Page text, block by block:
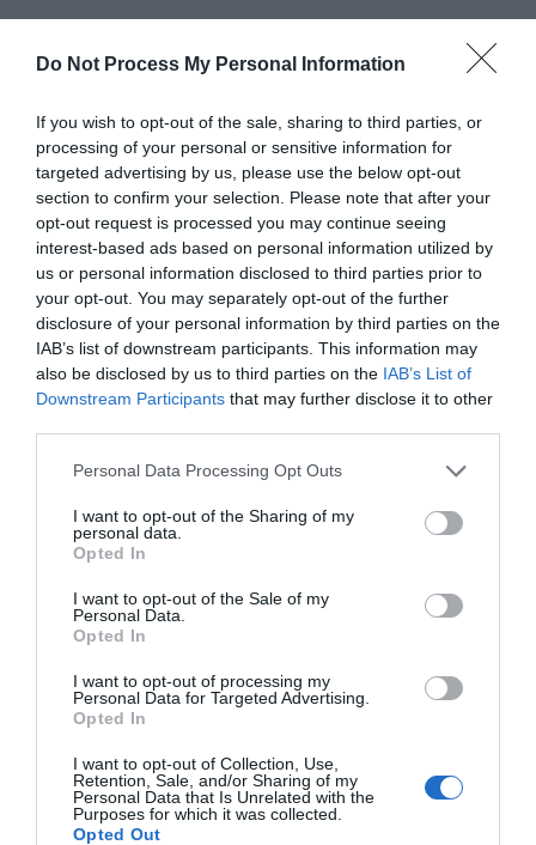
Do Not Process My Personal Information
If you wish to opt-out of the sale, sharing to third parties, or
processing of your personal or sensitive information for
targeted advertising by us, please use the below opt-out
section to confirm your selection. Please note that after your
opt-out request is processed you may continue seeing
interest-based ads based on personal information utilized by
us or personal information disclosed to third parties prior to
your opt-out. You may separately opt-out of the further
disclosure of your personal information by third parties on the
IAB’s list of downstream participants. This information may
also be disclosed by us to third parties on the IAB’s List of
Downstream Participants that may further disclose it to other
Personal Data Processing Opt Outs
I want to opt-out of the Sharing of my
personal data.
Opted In
I want to opt-out of the Sale of my
Personal Data.
Opted In
I want to opt-out of processing my
Personal Data for Targeted Advertising.
Opted In
I want to opt-out of Collection, Use,
Retention, Sale, and/or Sharing of my
Personal Data that Is Unrelated with the
Purposes for which it was collected.
Opted Out
Laisser un commentaire
obligatoires sont indiqués avec*
Commentaire*
*
E-mail*
Site web